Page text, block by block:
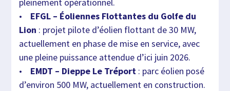
•
EFGL – Éoliennes Flottantes du Golfe du
Lion : projet pilote d’éolien flottant de 30 MW,
actuellement en phase de mise en service, avec
une pleine puissance attendue d’ici juin 2026.
• EMDT – Dieppe Le Tréport : parc éolien posé
d’environ 500 MW, actuellement en construction.